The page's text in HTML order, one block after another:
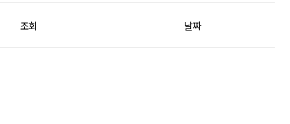
조회 날짜